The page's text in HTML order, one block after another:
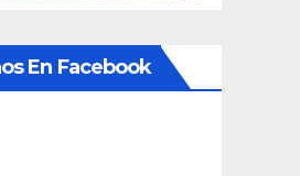
En Facebook